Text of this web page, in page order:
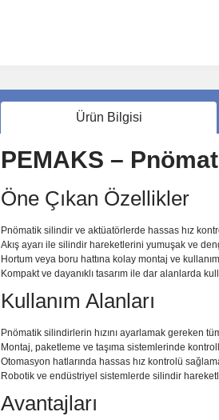
Ürün Bilgisi
PEMAKS –
Öne Çıkan Özellikler
Pnömatik silindir ve aktüatörlerde hassas hız
Akış ayarı ile silindir hareketlerini yumuşak ve
Hortum veya boru hattına kolay montaj ve kullanım
Kompakt ve dayanıklı tasarım ile dar alanlarda
Kullanım Alanları
Pnömatik silindirlerin hızını ayarlamak gereken
Montaj, paketleme ve taşıma sistemlerinde
Otomasyon hatlarında hassas hız kontrolü
Robotik ve endüstriyel sistemlerde silindir
Avantajları